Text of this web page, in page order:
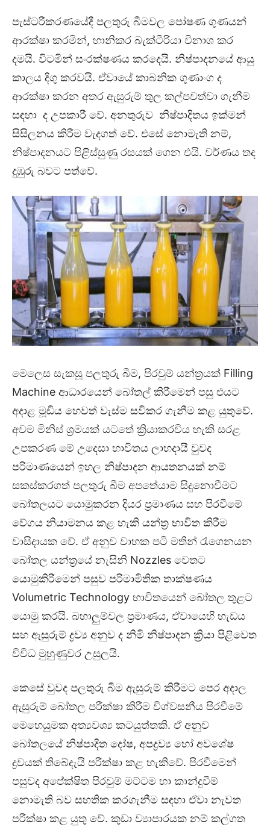
පැස්ටරීකරණයේදී පලතුරු බීමවල පෝෂණ ගුණයන්
ආරක්ෂා කරමින්, හානිකර බැක්ටීරියා විනාශ කර
දමයි. විටමින් සංරක්ෂණය කරදෙයි. නිෂ්පාදනයේ ආයු
කාලය දිගු කරවයි. ඒවායේ කාබනික ගුණාංග ද
ආරක්ෂා කරන අතර ඇසුරුම් තුල කල්පවත්වා ගැනීම
සඳහා ද උපකාරී වේ. අනතුරුව නිෂ්පාදිතය ඉක්මන්
සිසිලනය කිරීම වැදගත් වේ. එසේ නොමැති නම්,
නිෂ්පාදනයට පිළිස්සුණු රසයක් ගෙන එයි. වර්ණය තද
දුඹුරු බවට පත්වේ.
මෙලෙස සැකසූ පලතුරු බීම, පිරවුම් යන්ත්‍රයක් Filling
Machine ආධාරයෙන් බෝතල් කිරීමෙන් පසු එයට
අදාළ මූඩිය හෙවත් වැස්ම සවිකර ගැනීම කළ යුතුවේ.
අවම මිනිස් ශ්‍රමයක් යටතේ ක්‍රියාකරවිය හැකි සරළ
උපකරණ මේ උදෙසා භාවිතය ලාභදායී වුවද
පරිමාණයෙන් ඉහල නිෂ්පාදන ආයතනයක් නම්
සකස්කරගත් පලතුරු බීම අපතේයාම සිදුනොවීමට
බෝතලයට යොමුකරන දියර ප්‍රමාණය සහ පිරවීමේ
වේගය නියාමනය කළ හැකි යන්ත්‍ර භාවිත කිරීම
වාසිදායක වේ. ඒ අනුව වාහක පටි මතින් රැගෙනයන
බෝතල යන්ත්‍රයේ නැසිනි Nozzles වෙතට
යොමුකිරීමෙන් පසුව පරිමාමිතික තාක්ෂණය
Volumetric Technology භාවිතයෙන් බෝතල තුළට
යොමු කරයි. බහාලුම්වල ප්‍රමාණය, ඒවායෙහි හැඩය
සහ ඇසුරුම් ද්‍රව්‍ය අනුව ද නිමි නිෂ්පාදන ක්‍රියා පිළිවෙත
විවිධ මුහුණුවර උසුලයි.
කෙසේ වුවද පලතුරු බීම ඇසුරුම් කිරීමට පෙර අදාල
ඇසුරුම් බෝතල පරීක්ෂා කිරීම විශ්වසනීය පිරවීමේ
මෙහෙයුමක අත්‍යවශ්‍ය කටයුත්තකි. ඒ අනුව
බෝතලයේ නිෂ්පාදිත දෝෂ, අපද්‍රව්‍ය හෝ අවශේෂ
ද්‍රවයක් තිබේදැයි පරීක්ෂා කළ හැකිවේ. පිරවීමෙන්
පසුවද අපේක්ෂිත පිරවුම් මට්ටම හා කාන්දුවීම්
නොමැති බව සහතික කරගැනීම සඳහා ඒවා නැවත
පරීක්ෂා කළ යුතු වේ. කුඩා ව්‍යාපාරයක නම් කල්ගත